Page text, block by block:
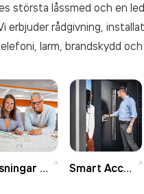
största låssmed och en
erbjuder rådgivning,
larm, brandskydd
Lösningar och branscher Smart Access